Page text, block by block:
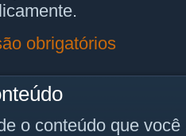
obrigatórios
o conteúdo que